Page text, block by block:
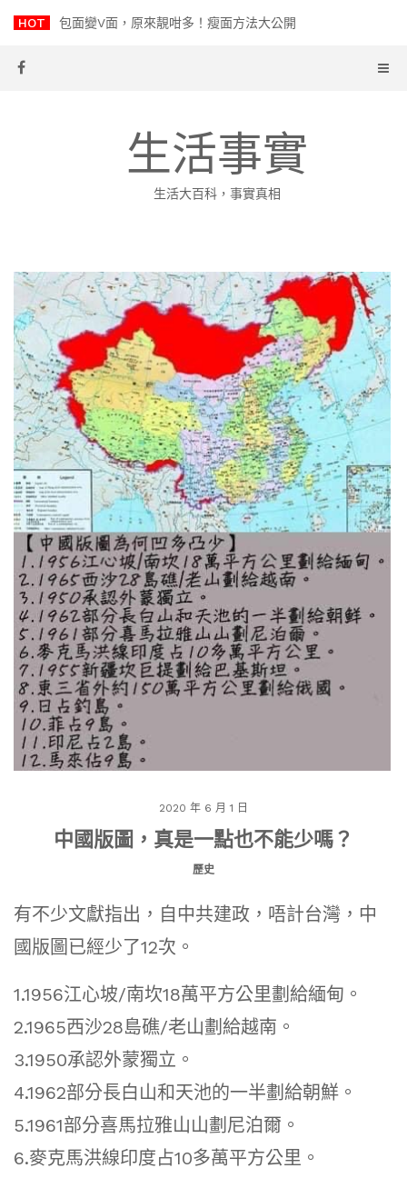
HOT 包面變V面，原來靚咁多！瘦面方法大公開
生活事實
生活大百科，事實真相
2020 年 6 月 1 日
中國版圖，真是一點也不能少嗎？
歷史
有不少文獻指出，自中共建政，唔計台灣，中
國版圖已經少了12次。
1.1956江心坡/南坎18萬平方公里劃給緬甸。
2.1965西沙28島礁/老山劃給越南。
3.1950承認外蒙獨立。
4.1962部分長白山和天池的一半劃給朝鮮。
5.1961部分喜馬拉雅山山劃尼泊爾。
6.麥克馬洪線印度占10多萬平方公里。